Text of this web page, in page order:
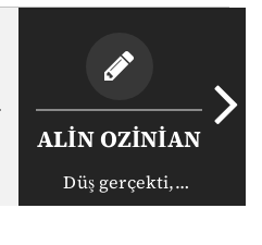
ALİN OZİNİAN
Düş gerçekti,
gerçek haksız